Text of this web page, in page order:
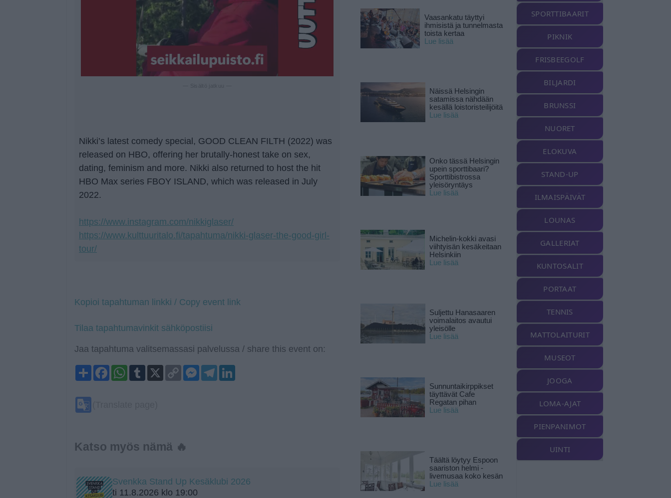
Nikki’s latest comedy special, GOOD CLEAN FILTH (2022) was
released on HBO, offering her brutally-honest take on sex,
dating, feminism and more. Nikki also returned to host the hit
HBO Max series FBOY ISLAND, which was released in July
2022.
https://www.instagram.com/nikkiglaser/
https://www.kulttuuritalo.fi/tapahtuma/nikki-glaser-the-good-girl-
tour/
Kopioi tapahtuman linkki / Copy event link
Tilaa tapahtumavinkit sähköpostiisi
Jaa tapahtuma valitsemassasi palvelussa / share this event on:
ShareFacebookWhatsApp
Tumblr
X
Copy
Link
Messenger
Telegram
Katso myös nämä 🔥
Svenkka Stand Up Kesäklubi 2026
ti 11.8.2026 klo 19:00
Vaasankatu täyttyi
ihmisistä ja tunnelmasta
toista kertaa
Lue lisää
Näissä Helsingin
satamissa nähdään
kesällä loistoristeilijöitä
Lue lisää
Onko tässä Helsingin
upein sporttibaari?
Sporttibistrossa
yleisöryntäys
Lue lisää
Michelin-kokki avasi
viihtyisän kesäkeitaan
Helsinkiin
Lue lisää
Suljettu Hanasaaren
voimalaitos avautui
yleisölle
Lue lisää
Sunnuntaikirppikset
täyttävät Cafe
Regatan pihan
Lue lisää
Täältä löytyy Espoon
saariston helmi -
livemusaa koko kesän
Lue lisää
SPORTTIBAARIT
PIKNIK
FRISBEEGOLF
BILJARDI
BRUNSSI
NUORET
ELOKUVA
STAND-UP
ILMAISPÄIVÄT
LOUNAS
GALLERIAT
KUNTOSALIT
PORTAAT
TENNIS
MATTOLAITURIT
MUSEOT
JOOGA
LOMA-AJAT
PIENPANIMOT
UINTI